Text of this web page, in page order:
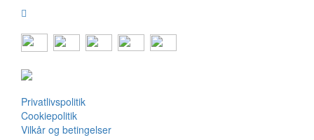
Privatlivspolitik
Cookiepolitik
Vilkår og betingelser